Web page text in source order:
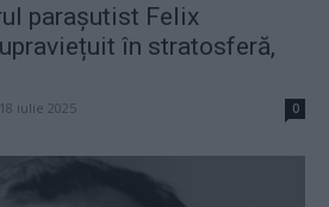
parașutist Felix
în stratosferă,
iulie 2025 0